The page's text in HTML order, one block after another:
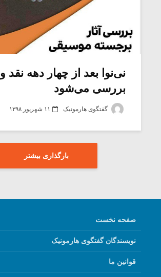
نی‌نوا بعد از چهار دهه نقد و
بررسی می‌شود
گفتگوی هارمونیک ۱۱ شهریور ۱۳۹۸
بارگذاری بیشتر
صفحه نخست
نویسندگان گفتگوی هارمونیک
قوانین ما